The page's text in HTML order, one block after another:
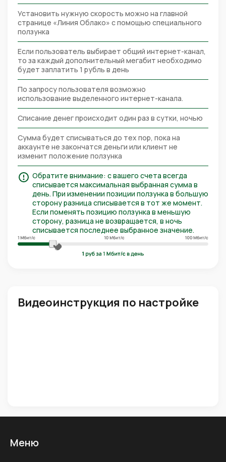
Установить нужную скорость можно на главной
странице «Линия Облако» с помощью специального
ползунка
Если пользователь выбирает общий интернет-канал,
то за каждый дополнительный мегабит необходимо
будет заплатить 1 рубль в день
По запросу пользователя возможно
использование выделенного интернет-канала.
Списание денег происходит один раз в сутки, ночью
Сумма будет списываться до тех пор, пока на
аккаунте не закончатся деньги или клиент не
изменит положение ползунка
Обратите внимание: с вашего счета всегда
списывается максимальная выбранная сумма в
день. При изменении позиции ползунка в большую
сторону разница списывается в тот же момент.
Если поменять позицию ползунка в меньшую
сторону, разница не возвращается, в ночь
списывается последнее выбранное значение.
Видеоинструкция по настройке
Меню